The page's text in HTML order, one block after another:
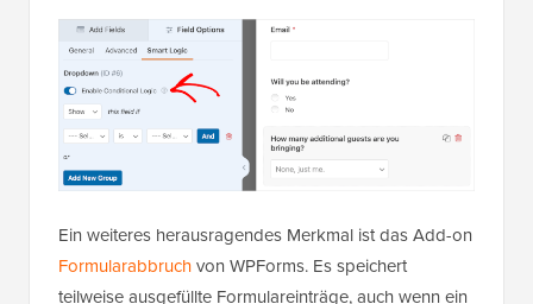
Ein weiteres herausragendes Merkmal ist das Add-on
Formularabbruchvon WPForms. Es speichert
teilweise ausgefüllte Formulareinträge, auch wenn ein